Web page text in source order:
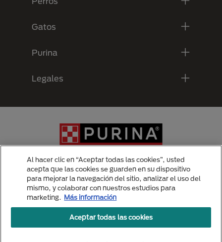
Gatos
Purina
Legales
Menu Footer Secundario Purina
All Nestlé Purina trademarks owned by Société des Produits Nestlé S.A.,
Vevey, Switzerland or are used with permission.
Al hacer clic en “Aceptar todas las cookies”, usted
acepta que las cookies se guarden en su dispositivo
para mejorar la navegación del sitio, analizar el uso del
mismo, y colaborar con nuestros estudios para
marketing. Más información
Aceptar todas las cookies